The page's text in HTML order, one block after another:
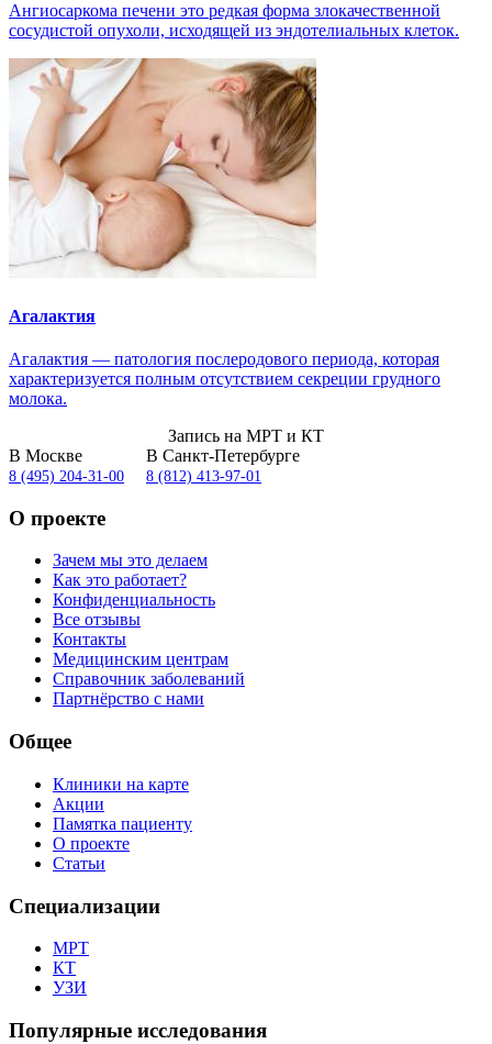
Ангиосаркома печени это редкая форма злокачественной
сосудистой опухоли, исходящей из эндотелиальных клеток.
Агалактия
Агалактия — патология послеродового периода, которая
характеризуется полным отсутствием секреции грудного
молока.
Запись на МРТ и КТ
В Москве
8 (495) 204-31-00
В Санкт-Петербурге
8 (812) 413-97-01
О проекте
Зачем мы это делаем
Как это работает?
Конфиденциальность
Все отзывы
Контакты
Медицинским центрам
Справочник заболеваний
Партнёрство с нами
Общее
Клиники на карте
Акции
Памятка пациенту
О проекте
Статьи
Специализации
МРТ
КТ
УЗИ
Популярные исследования